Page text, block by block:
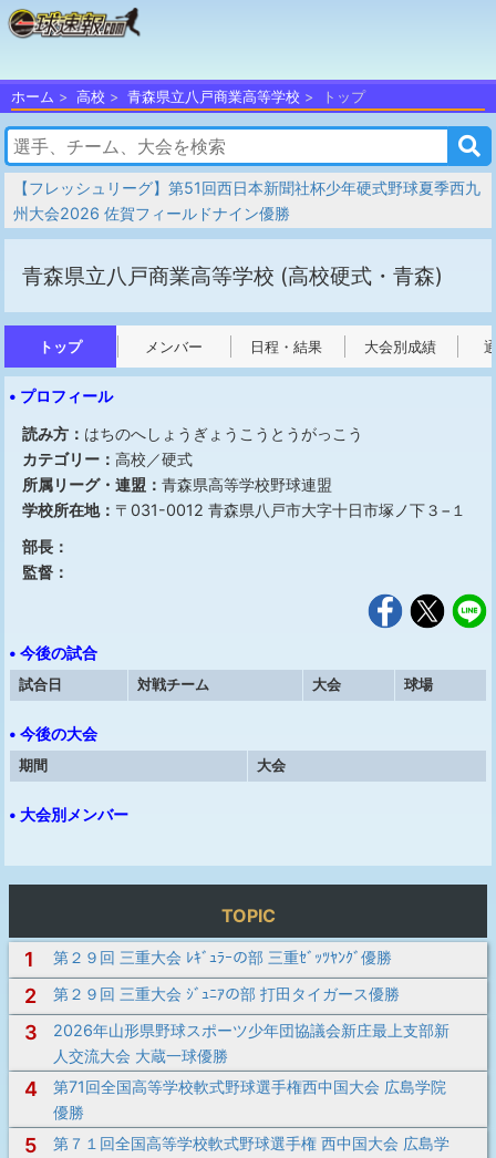
ホーム 高校 青森県立八戸商業高等学校 トップ
【フレッシュリーグ】第51回西日本新聞社杯少年硬式野球夏季西九
州大会2026 佐賀フィールドナイン優勝
青森県立八戸商業高等学校 (高校硬式・青森)
トップ メンバー 日程・結果 大会別成績
• プロフィール
読み方： はちのへしょうぎょうこうとうがっこう
カテゴリー： 高校／硬式
所属リーグ・連盟： 青森県高等学校野球連盟
学校所在地： 〒031-0012 青森県八戸市大字十日市塚ノ下３−１
部長：
監督：
• 今後の試合
試合日
対戦チーム 大会 球場
• 今後の大会
期間
大会
• 大会別メンバー
TOPIC
1 第２９回 三重大会 ﾚｷﾞｭﾗｰの部 三重ｾﾞｯﾂﾔﾝｸﾞ優勝
2 第２９回 三重大会 ｼﾞｭﾆｱの部 打田タイガース優勝
3
2026年山形県野球スポーツ少年団協議会新庄最上支部新
人交流大会 大蔵一球優勝
4
第71回全国高等学校軟式野球選手権西中国大会 広島学院
優勝
5
第７１回全国高等学校軟式野球選手権 西中国大会 広島学